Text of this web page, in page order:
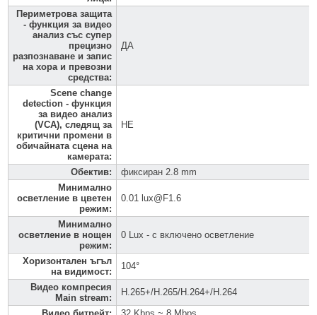
Периметрова защита
- функция за видео
анализ със супер
прецизно
разпознаване и запис
на хора и превозни
средства:
ДА
Scene change
detection - функция
за видео анализ
(VCA), следящ за
критични промени в
обичайната сцена на
камерата:
НЕ
Обектив:
фиксиран 2.8 mm
Минимално
осветление в цветен
режим:
0.01 lux@F1.6
Минимално
осветление в нощен
режим:
0 Lux - с включено осветление
Хоризонтален ъгъл
на видимост:
104°
Видео компресия
Main stream:
H.265+/H.265/H.264+/H.264